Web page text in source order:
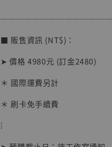
【現貨】
──────────────
■ 販售資訊 (NT$)：
➤ 價格 4980元 (訂金2480)
＊ 國際運費另計
＊ 刷卡免手續費
⁝